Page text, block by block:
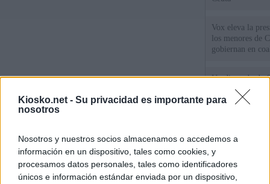
Kiosko.net - Su privacidad es importante para
nosotros
Nosotros y nuestros socios almacenamos o accedemos a
información en un dispositivo, tales como cookies, y
procesamos datos personales, tales como identificadores
únicos e información estándar enviada por un dispositivo,
Vox eleva la
los menores de
gobiernan en
Un diputado de
ante la Fiscalía
los inmigrantes”
ministros
de Ceuta